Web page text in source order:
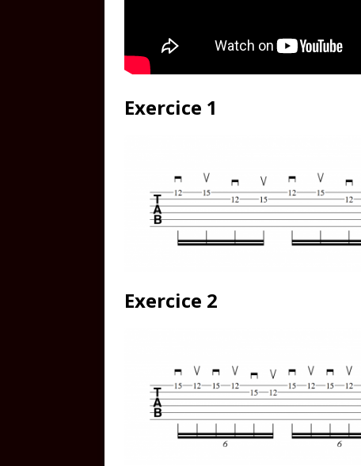
Exercice 1
Exercice 2